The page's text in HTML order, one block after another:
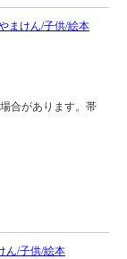
まけん/子供/絵本
合があります。帯
ん/子供/絵本